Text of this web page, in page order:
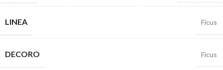
LINEA Ficus
DECORO Ficus